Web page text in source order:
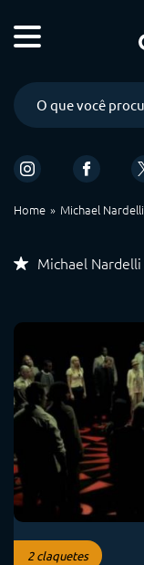
Home Michael Nardelli
Michael Nardelli
2 claquetes